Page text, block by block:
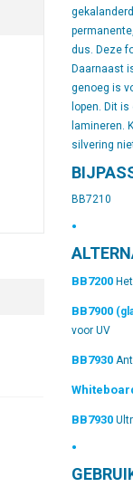
dus. Deze
Daarnaast
genoeg is
lopen. Dit
lamineren.
silvering
BB7210
•
BB7200Het
BB7900
voor UV
BB7930
BB7930
•